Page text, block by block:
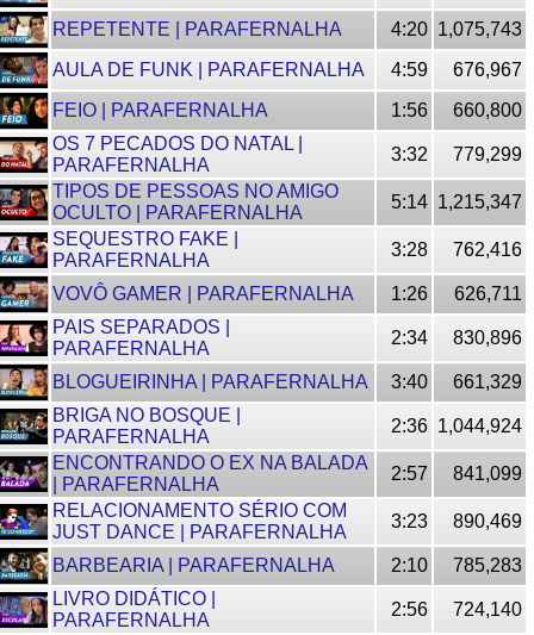
REPETENTE | PARAFERNALHA
4:20 1,075,743
AULA DE FUNK | PARAFERNALHA
4:59
676,967
FEIO | PARAFERNALHA
1:56
660,800
OS 7 PECADOS DO NATAL |
PARAFERNALHA
3:32
779,299
TIPOS DE PESSOAS NO AMIGO
OCULTO | PARAFERNALHA
5:14 1,215,347
SEQUESTRO FAKE |
PARAFERNALHA
3:28 762,416
VOVÔ GAMER | PARAFERNALHA 1:26
626,711
PAIS SEPARADOS |
PARAFERNALHA
2:34 830,896
BLOGUEIRINHA | PARAFERNALHA 3:40
661,329
BRIGA NO BOSQUE |
PARAFERNALHA
2:36 1,044,924
ENCONTRANDO O EX NA BALADA
| PARAFERNALHA
2:57
841,099
RELACIONAMENTO SÉRIO COM
JUST DANCE | PARAFERNALHA
3:23 890,469
BARBEARIA | PARAFERNALHA 2:10
785,283
LIVRO DIDÁTICO |
PARAFERNALHA
2:56
724,140